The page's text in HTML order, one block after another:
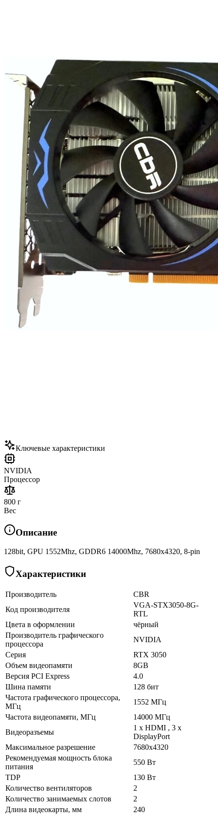
Ключевые характеристики
NVIDIA
Процессор
800 г
Вес
Описание
128bit, GPU 1552Mhz, GDDR6 14000Mhz, 7680x4320, 8-pin
Характеристики
Производитель
CBR
Код производителя
VGA-STX3050-8G-
RTL
Цвета в оформлении
чёрный
Производитель графического
процессора
NVIDIA
Серия
RTX 3050
Объем видеопамяти
8GB
Версия PCI Express
4.0
Шина памяти
128 бит
Частота графического процессора,
МГц
1552 МГц
Частота видеопамяти, МГц
14000 МГц
Видеоразъемы
1 х HDMI , 3 х
DisplayPort
Максимальное разрешение
7680х4320
Рекомендуемая мощность блока
питания
550 Вт
TDP
130 Вт
Количество вентиляторов
2
Количество занимаемых слотов
2
Длина видеокарты, мм
240